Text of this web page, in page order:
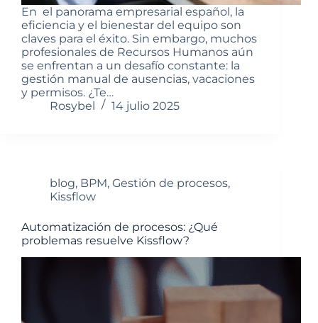
En el panorama empresarial español, la
eficiencia y el bienestar del equipo son
claves para el éxito. Sin embargo, muchos
profesionales de Recursos Humanos aún
se enfrentan a un desafío constante: la
gestión manual de ausencias, vacaciones
y permisos. ¿Te…
Rosybel
14 julio 2025
blog, BPM, Gestión de procesos,
Kissflow
Automatización de procesos: ¿Qué
problemas resuelve Kissflow?